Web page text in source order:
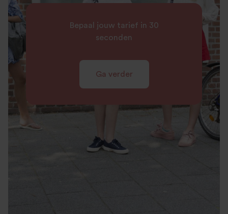
Bepaal jouw tarief in 30
seconden
Ga verder